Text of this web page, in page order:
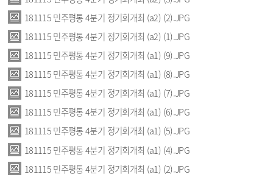
181115 민주평통 4분기 정기회개최 (a2) (2).JPG
181115 민주평통 4분기 정기회개최 (a2) (1).JPG
181115 민주평통 4분기 정기회개최 (a1) (9).JPG
181115 민주평통 4분기 정기회개최 (a1) (8).JPG
181115 민주평통 4분기 정기회개최 (a1) (7).JPG
181115 민주평통 4분기 정기회개최 (a1) (6).JPG
181115 민주평통 4분기 정기회개최 (a1) (5).JPG
181115 민주평통 4분기 정기회개최 (a1) (4).JPG
181115 민주평통 4분기 정기회개최 (a1) (2).JPG